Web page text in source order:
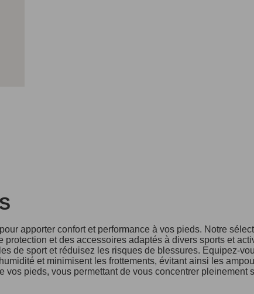
apporter confort et performance à vos pieds. Notre
et des accessoires adaptés à divers sports et
de sport et réduisez les risques de blessures. Equipez-
et minimisent les frottements, évitant ainsi les
pieds, vous permettant de vous concentrer pleinement